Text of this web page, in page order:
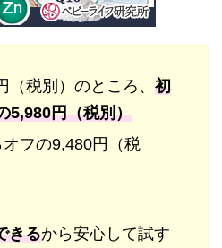
税別）のところ、 初
5,980円（税別）
フの9,480円（税
きるから安心して試す